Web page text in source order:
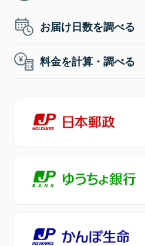
お届け日数を調べる
料金を計算・調べる